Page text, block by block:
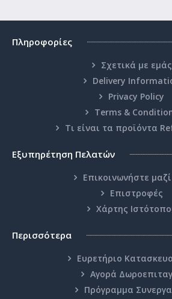
Πληροφορίες
Σχετικά με εμάς
Delivery
Privacy Policy
Terms &
Τι είναι τα προϊόντα
Εξυπηρέτηση Πελατών
Επικοινωνήστε
Επιστροφές
Χάρτης
Περισσότερα
Ευρετήριο
Αγορά
Πρόγραμμα